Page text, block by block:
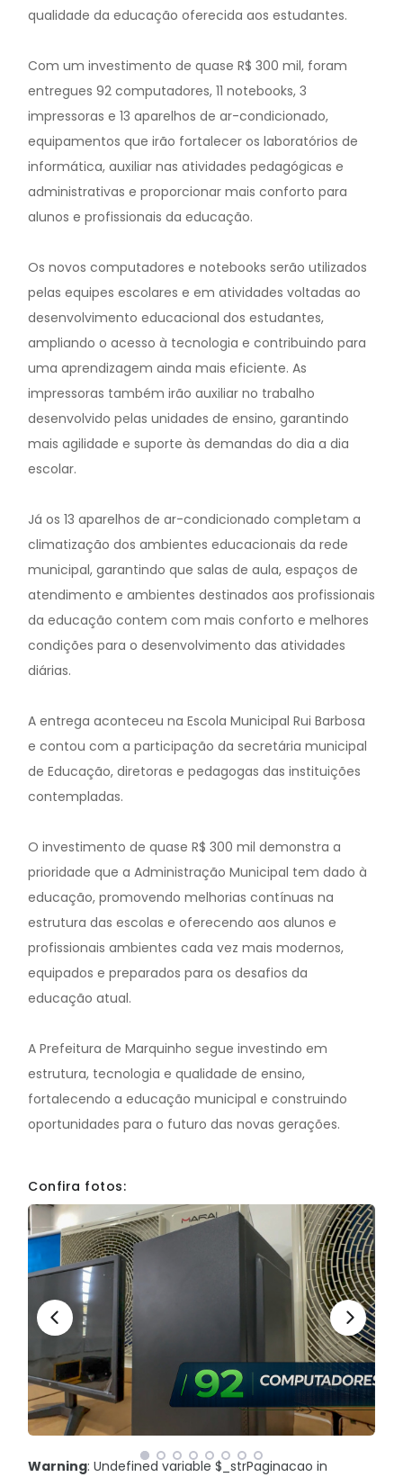
qualidade da educação oferecida aos estudantes.
Com um investimento de quase R$ 300 mil, foram
entregues 92 computadores, 11 notebooks, 3
impressoras e 13 aparelhos de ar-condicionado,
equipamentos que irão fortalecer os laboratórios de
informática, auxiliar nas atividades pedagógicas e
administrativas e proporcionar mais conforto para
alunos e profissionais da educação.
Os novos computadores e notebooks serão utilizados
pelas equipes escolares e em atividades voltadas ao
desenvolvimento educacional dos estudantes,
ampliando o acesso à tecnologia e contribuindo para
uma aprendizagem ainda mais eficiente. As
impressoras também irão auxiliar no trabalho
desenvolvido pelas unidades de ensino, garantindo
mais agilidade e suporte às demandas do dia a dia
escolar.
Já os 13 aparelhos de ar-condicionado completam a
climatização dos ambientes educacionais da rede
municipal, garantindo que salas de aula, espaços de
atendimento e ambientes destinados aos profissionais
da educação contem com mais conforto e melhores
condições para o desenvolvimento das atividades
diárias.
A entrega aconteceu na Escola Municipal Rui Barbosa
e contou com a participação da secretária municipal
de Educação, diretoras e pedagogas das instituições
contempladas.
O investimento de quase R$ 300 mil demonstra a
prioridade que a Administração Municipal tem dado à
educação, promovendo melhorias contínuas na
estrutura das escolas e oferecendo aos alunos e
profissionais ambientes cada vez mais modernos,
equipados e preparados para os desafios da
educação atual.
A Prefeitura de Marquinho segue investindo em
estrutura, tecnologia e qualidade de ensino,
fortalecendo a educação municipal e construindo
oportunidades para o futuro das novas gerações.
Confira fotos:
Warning: Undefined variable $_strPaginacao in